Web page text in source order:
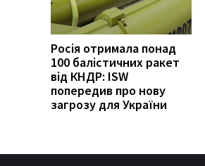
Росія отримала понад
100 балістичних ракет
від КНДР: ISW
попередив про нову
загрозу для України